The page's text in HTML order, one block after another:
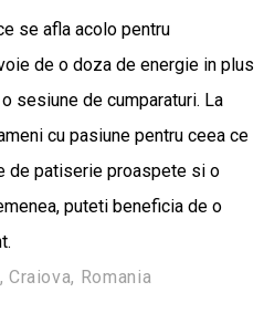
se afla acolo pentru
de o doza de energie in plus
sesiune de cumparaturi. La
cu pasiune pentru ceea ce
de patiserie proaspete si o
puteti beneficia de o
Romania